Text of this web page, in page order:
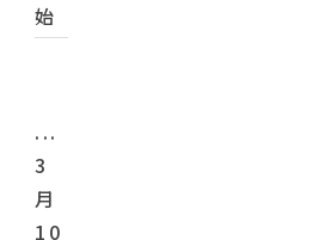
始
...
3
月
10